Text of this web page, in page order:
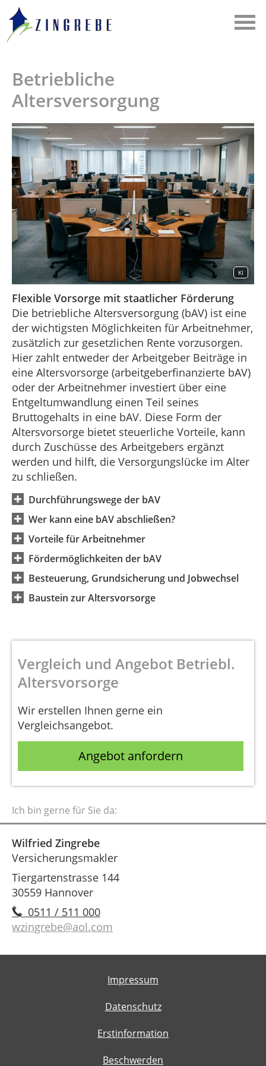
Betriebliche
Altersversorgung
KI
Flexible Vorsorge mit staatlicher Förderung
Die betriebliche Altersversorgung (bAV) ist eine
der wichtigsten Möglichkeiten für Arbeitnehmer,
zusätzlich zur gesetzlichen Rente vorzusorgen.
Hier zahlt entweder der Arbeitgeber Beiträge in
eine Altersvorsorge (arbeitgeberfinanzierte bAV)
oder der Arbeitnehmer investiert über eine
Entgeltumwandlung einen Teil seines
Bruttogehalts in eine bAV. Diese Form der
Altersvorsorge bietet steuerliche Vorteile, kann
durch Zuschüsse des Arbeitgebers ergänzt
werden und hilft, die Versorgungslücke im Alter
zu schließen.
Durchführungswege der bAV
Wer kann eine bAV abschließen?
Vorteile für Arbeitnehmer
Fördermöglichkeiten der bAV
Besteuerung, Grundsicherung und Jobwechsel
Baustein zur Altersvorsorge
Vergleich und Angebot Betriebl.
Altersvorsorge
Wir erstellen Ihnen gerne ein
Vergleichsangebot.
Angebot anfordern
Ich bin gerne für Sie da:
Wilfried Zingrebe
Versicherungsmakler
Tiergartenstrasse 144
30559 Hannover
0511 / 511 000
wzingrebe@aol.com
Impressum
Datenschutz
Erstinformation
Beschwerden